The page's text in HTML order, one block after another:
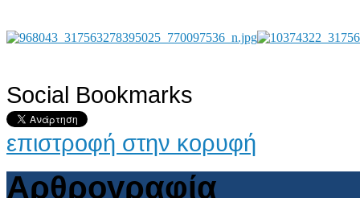
AdmirorGallery 4.5.0, author/s Vasiljevski& Kekeljevic
Social Bookmarks
επιστροφή στην κορυφή
Αρθρογραφία